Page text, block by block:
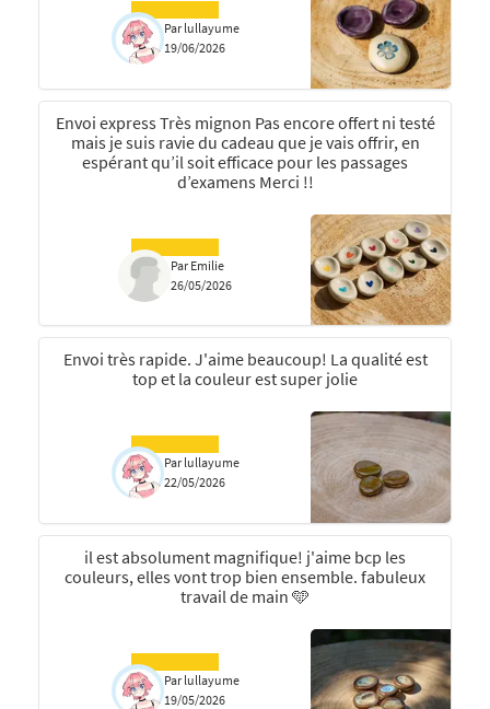
Par lullayume
19/06/2026
Envoi express Très mignon Pas encore offert ni testé
mais je suis ravie du cadeau que je vais offrir, en
espérant qu’il soit efficace pour les passages
d’examens Merci !!
Par Emilie
26/05/2026
Envoi très rapide. J'aime beaucoup! La qualité est
top et la couleur est super jolie
Par lullayume
22/05/2026
il est absolument magnifique! j'aime bcp les
couleurs, elles vont trop bien ensemble. fabuleux
travail de main 🩵
Par lullayume
19/05/2026